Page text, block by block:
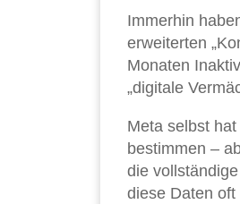
Immerhin
erweiterten
Monaten
„digitale
Meta selbst
bestimmen –
die
diese Daten